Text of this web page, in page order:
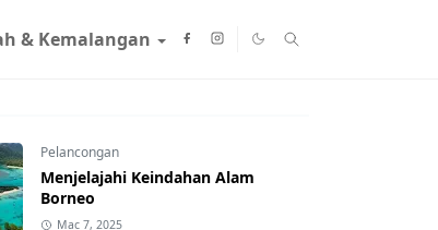
& Kemalangan
Pelancongan
Menjelajahi Keindahan Alam
Borneo
Mac 7, 2025